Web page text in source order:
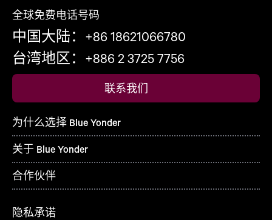
全球免费电话号码
中国大陆：+86 18621066780
台湾地区：+886 2 3725 7756
联系我们
为什么选择 Blue Yonder
关于 Blue Yonder
合作伙伴
隐私承诺